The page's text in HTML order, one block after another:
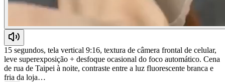
15 segundos, tela vertical 9:16, textura de câmera frontal de celular,
leve superexposição + desfoque ocasional do foco automático. Cena
de rua de Taipei à noite, contraste entre a luz fluorescente branca e
fria da loja…